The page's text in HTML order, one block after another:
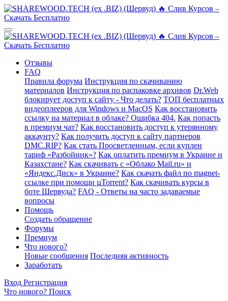
Отзывы
FAQ
Правила форума Инструкция по скачиванию
материалов Инструкция по распаковке архивов Dr.Web
блокирует доступ к сайту - Что делать? ТОП бесплатных
видеоплееров для Windows и MacOS Как восстановить
ссылку на материал в облаке? Ошибка 404. Как попасть
в премиум чат? Как восстановить доступ к утерянному
аккаунту? Как получить доступ к сайту партнеров
DMC.RIP? Как стать Просветленным, если куплен
тариф «Разбойник»? Как оплатить премиум в Украине и
Казахстане? Как скачивать с «Облако Mail.ru» и
«Яндекс.Диск» в Украине? Как скачать файл по magnet-
ссылке при помощи µTorrent? Как скачивать курсы в
боте Шервуда? FAQ - Ответы на часто задаваемые
вопросы
Помощь
Создать обращение
Форумы
Премиум
Что нового?
Новые сообщения Последняя активность
Заработать
Вход Регистрация
Что нового? Поиск